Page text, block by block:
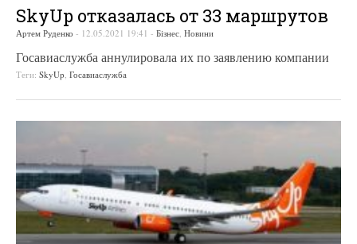
SkyUp отказалась от 33 маршрутов
Артем Руденко - 12.05.2021 19:41 - Бізнес, Новини
Госавиаслужба аннулировала их по заявлению компании
Теги: SkyUp, Госавиаслужба